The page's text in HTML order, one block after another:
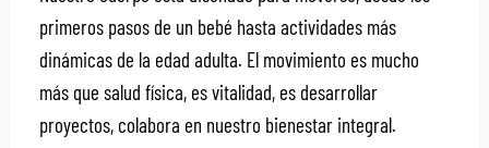
primeros pasos de un bebé hasta actividades más
dinámicas de la edad adulta. El movimiento es mucho
más que salud física, es vitalidad, es desarrollar
proyectos, colabora en nuestro bienestar integral.